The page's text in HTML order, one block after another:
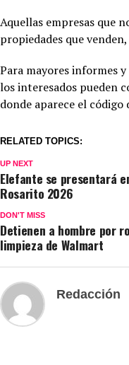
Aquellas empresas que
propiedades que
Para mayores informes
los interesados pueden
donde aparece el código
RELATED TOPICS:
UP NEXT
Elefante se presentará
Rosarito 2026
DON'T MISS
Detienen a hombre por
limpieza de Walmart
Redacción